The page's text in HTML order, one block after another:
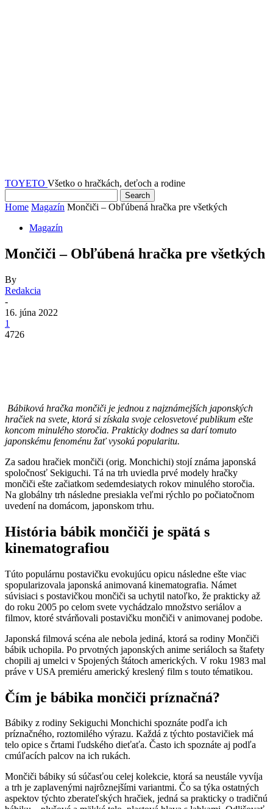
TOYETO Všetko o hračkách, deťoch a rodine
Home Magazín Mončiči – Obľúbená hračka pre všetkých
Magazín
Mončiči – Obľúbená hračka pre všetkých
By
Redakcia
-
16. júna 2022
1
4726
Bábiková hračka mončiči je jednou z najznámejších japonských
hračiek na svete, ktorá si získala svoje celosvetové publikum ešte
koncom minulého storočia. Prakticky dodnes sa darí tomuto
japonskému fenoménu žať vysokú popularitu.
Za sadou hračiek mončiči (orig. Monchichi) stojí známa japonská
spoločnosť Sekiguchi. Tá na trh uviedla prvé modely hračky
mončiči ešte začiatkom sedemdesiatych rokov minulého storočia.
Na globálny trh následne presiakla veľmi rýchlo po počiatočnom
uvedení na domácom, japonskom trhu.
História bábik mončiči je spätá s
kinematografiou
Túto populárnu postavičku evokujúcu opicu následne ešte viac
spopularizovala japonská animovaná kinematografia. Námet
súvisiaci s postavičkou mončiči sa uchytil natoľko, že prakticky až
do roku 2005 po celom svete vychádzalo množstvo seriálov a
filmov, ktoré stvárňovali postavičku mončiči v animovanej podobe.
Japonská filmová scéna ale nebola jediná, ktorá sa rodiny Mončiči
bábik uchopila. Po prvotných japonských anime seriáloch sa štafety
chopili aj umelci v Spojených štátoch amerických. V roku 1983 mal
práve v USA premiéru americký kreslený film s touto tématikou.
Čím je bábika mončiči príznačná?
Bábiky z rodiny Sekiguchi Monchichi spoznáte podľa ich
príznačného, roztomilého výrazu. Každá z týchto postavičiek má
telo opice s črtami ľudského dieťaťa. Často ich spoznáte aj podľa
cmúľacích palcov na ich rukách.
Mončiči bábiky sú súčasťou celej kolekcie, ktorá sa neustále vyvíja
a trh je zaplavenými najrôznejšími variantmi. Čo sa týka ostatných
aspektov týchto zberateľských hračiek, jedná sa prakticky o tradičnú